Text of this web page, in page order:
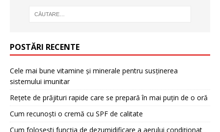
POSTĂRI RECENTE
Cele mai bune vitamine și minerale pentru susținerea
sistemului imunitar
Rețete de prăjituri rapide care se prepară în mai puțin de o oră
Cum recunoști o cremă cu SPF de calitate
Cum folosești funcția de dezumidificare a aerului condiționat